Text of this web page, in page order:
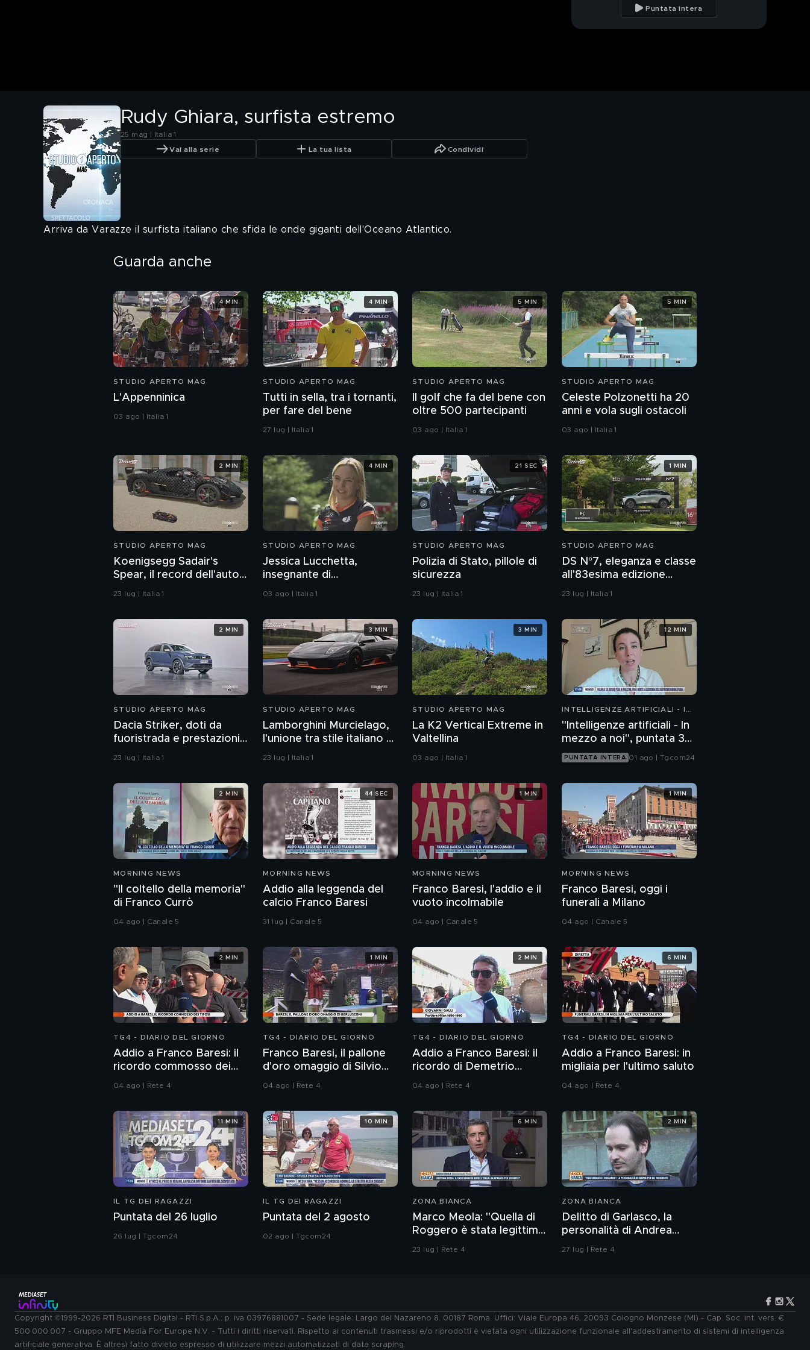
sull'isola D'Elba
Puntata intera
Rudy Ghiara, surfista estremo
25 mag | Italia 1
Vai alla serie La tua lista Condividi
Arriva da Varazze il surfista italiano che sfida le onde giganti dell'Oceano Atlantico.
Guarda anche
STUDIO APERTO MAG
L'Appenninica
03 ago | Italia 1
4 MIN
STUDIO APERTO MAG
Tutti in sella, tra i tornanti,
per fare del bene
27 lug | Italia 1
4 MIN
STUDIO APERTO MAG
Il golf che fa del bene con
oltre 500 partecipanti
03 ago | Italia 1
5 MIN
STUDIO APERTO MAG
Celeste Polzonetti ha 20
anni e vola sugli ostacoli
03 ago | Italia 1
5 MIN
STUDIO APERTO MAG
Koenigsegg Sadair's
Spear, il record dell'auto
fatta di mattoncini
23 lug | Italia 1
2 MIN
STUDIO APERTO MAG
Jessica Lucchetta,
insegnante di
Orienteering in Svezia
03 ago | Italia 1
4 MIN
STUDIO APERTO MAG
Polizia di Stato, pillole di
sicurezza
23 lug | Italia 1
21 SEC
STUDIO APERTO MAG
DS N°7, eleganza e classe
all'83esima edizione
dell'Open d'Italia di golf
23 lug | Italia 1
1 MIN
STUDIO APERTO MAG
Dacia Striker, doti da
fuoristrada e prestazioni
generose
23 lug | Italia 1
2 MIN
STUDIO APERTO MAG
Lamborghini Murcielago,
l'unione tra stile italiano e
tecnologia tedesca
23 lug | Italia 1
3 MIN
STUDIO APERTO MAG
La K2 Vertical Extreme in
Valtellina
03 ago | Italia 1
3 MIN
INTELLIGENZE ARTIFICIALI - IN
"Intelligenze artificiali - In
mezzo a noi", puntata 36:
chatbot emotivi e minori
PUNTATA INTERA 01 ago | Tgcom24
12 MIN
MORNING NEWS
"Il coltello della memoria"
di Franco Currò
04 ago | Canale 5
2 MIN
MORNING NEWS
Addio alla leggenda del
calcio Franco Baresi
31 lug | Canale 5
44 SEC
MORNING NEWS
Franco Baresi, l'addio e il
vuoto incolmabile
04 ago | Canale 5
1 MIN
MORNING NEWS
Franco Baresi, oggi i
funerali a Milano
04 ago | Canale 5
1 MIN
TG4 - DIARIO DEL GIORNO
Addio a Franco Baresi: il
ricordo commosso dei
04 ago | Rete 4
2 MIN
TG4 - DIARIO DEL GIORNO
Franco Baresi, il pallone
d'oro omaggio di Silvio
Berlusconi
04 ago | Rete 4
1 MIN
TG4 - DIARIO DEL GIORNO
Addio a Franco Baresi: il
ricordo di Demetrio
Albertini, Clarence
04 ago | Rete 4
2 MIN
TG4 - DIARIO DEL GIORNO
Addio a Franco Baresi: in
migliaia per l'ultimo saluto
04 ago | Rete 4
6 MIN
IL TG DEI RAGAZZI
Puntata del 26 luglio
26 lug | Tgcom24
11 MIN
IL TG DEI RAGAZZI
Puntata del 2 agosto
02 ago | Tgcom24
10 MIN
ZONA BIANCA
Marco Meola: "Quella di
Roggero è stata legittima
difesa"
23 lug | Rete 4
6 MIN
ZONA BIANCA
Delitto di Garlasco, la
personalità di Andrea
Sempio per gli inquirenti:
27 lug | Rete 4
2 MIN
Copyright ©1999-2026 RTI Business Digital - RTI S.p.A.: p. iva 03976881007 - Sede legale: Largo del Nazareno 8, 00187 Roma. Uffici: Viale Europa 46, 20093 Cologno Monzese (MI) - Cap. Soc. int. vers. €
500.000.007 - Gruppo MFE Media For Europe N.V. - Tutti i diritti riservati. Rispetto ai contenuti trasmessi e/o riprodotti è vietata ogni utilizzazione funzionale all'addestramento di sistemi di intelligenza
artificiale generativa. È altresì fatto divieto espresso di utilizzare mezzi automatizzati di data scraping.